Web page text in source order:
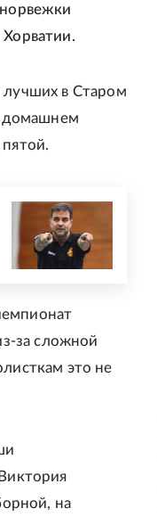
лучших в Старом
домашнем
за сложной
это не
на